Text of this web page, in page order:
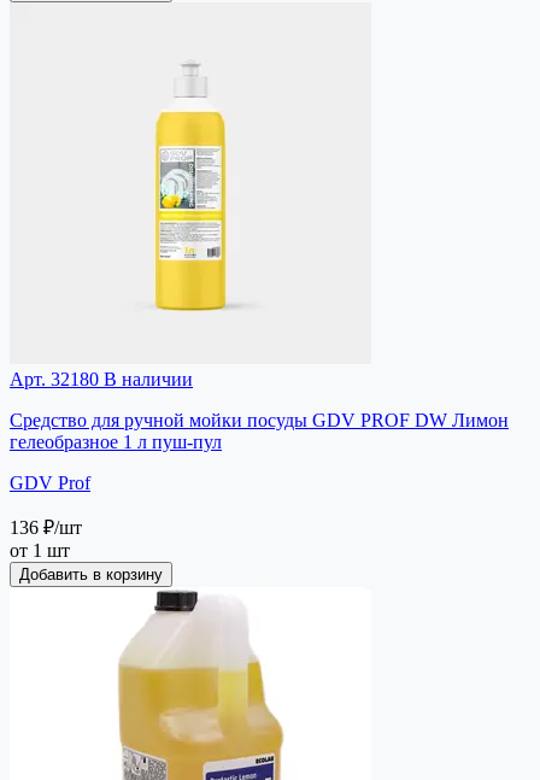
Арт. 32180 В наличии
Средство для ручной мойки посуды GDV PROF DW Лимон
гелеобразное 1 л пуш-пул
GDV Prof
136 ₽/шт
от 1 шт
Добавить в корзину